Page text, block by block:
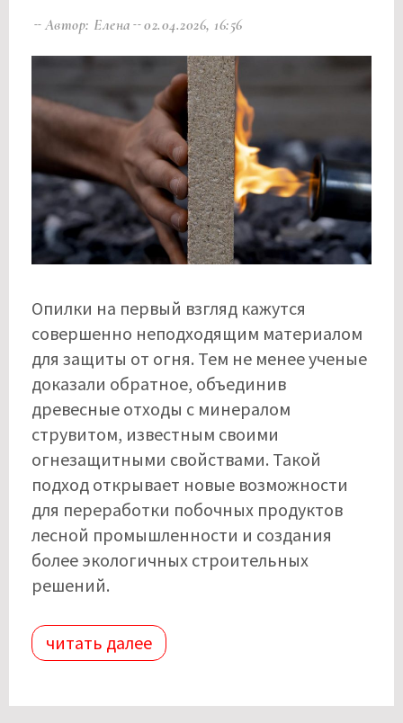
Автор: Елена 02.04.2026, 16:56
Опилки на первый взгляд кажутся
совершенно неподходящим материалом
для защиты от огня. Тем не менее ученые
доказали обратное, объединив
древесные отходы с минералом
струвитом, известным своими
огнезащитными свойствами. Такой
подход открывает новые возможности
для переработки побочных продуктов
лесной промышленности и создания
более экологичных строительных
решений.
читать далее